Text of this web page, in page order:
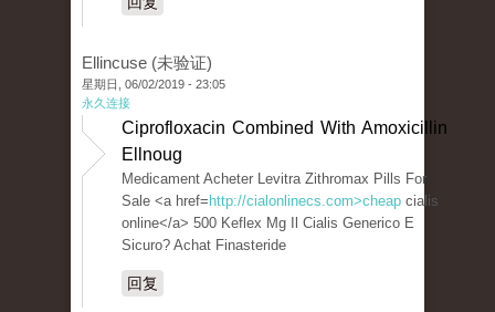
Ellincuse (未验证)
星期日, 06/02/2019 - 23:05
永久连接
Ciprofloxacin Combined With Amoxicillin
Ellnoug
Medicament Acheter Levitra Zithromax Pills For
Sale <a href= http://cialonlinecs.com>cheap cialis
online</a> 500 Keflex Mg Il Cialis Generico E
Sicuro? Achat Finasteride
回复